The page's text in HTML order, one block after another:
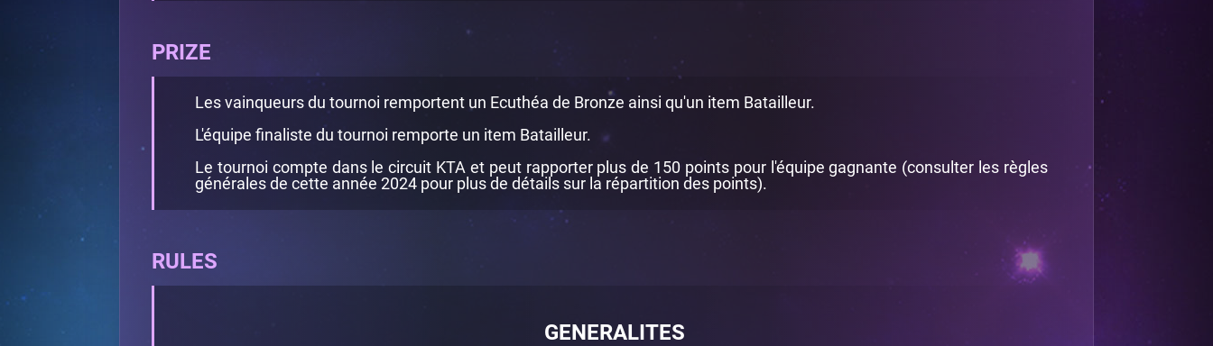
PRIZE
Les vainqueurs du tournoi remportent un Ecuthéa de Bronze ainsi qu'un item Batailleur.
L'équipe finaliste du tournoi remporte un item Batailleur.
Le tournoi compte dans le circuit KTA et peut rapporter plus de 150 points pour l'équipe gagnante (consulter les règles
générales de cette année 2024 pour plus de détails sur la répartition des points).
RULES
GENERALITES